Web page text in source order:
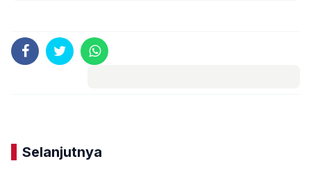
Selanjutnya